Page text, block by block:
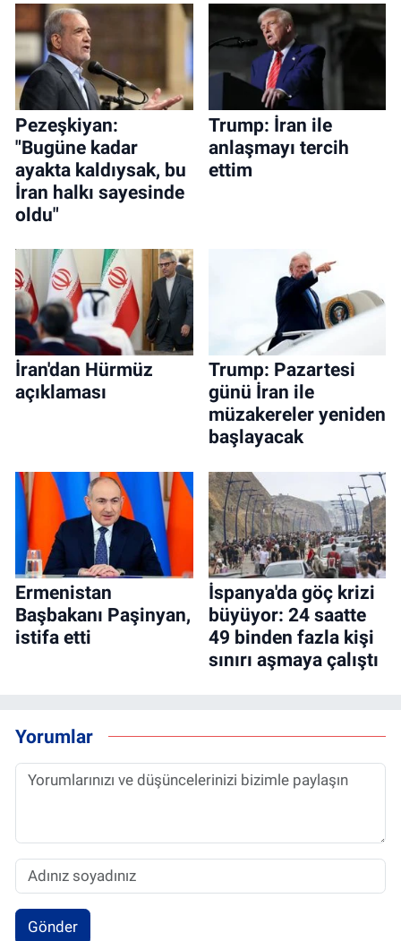
Pezeşkiyan:
"Bugüne kadar
ayakta kaldıysak, bu
İran halkı sayesinde
oldu"
Trump: İran ile
anlaşmayı tercih
ettim
İran'dan Hürmüz
açıklaması
Trump: Pazartesi
günü İran ile
müzakereler yeniden
başlayacak
Ermenistan
Başbakanı Paşinyan,
istifa etti
İspanya'da göç krizi
büyüyor: 24 saatte
49 binden fazla kişi
sınırı aşmaya çalıştı
Yorumlar
Gönder